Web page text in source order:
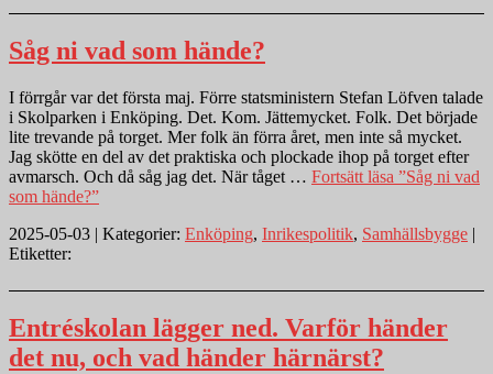
Såg ni vad som hände?
I förrgår var det första maj. Förre statsministern Stefan Löfven talade
i Skolparken i Enköping. Det. Kom. Jättemycket. Folk. Det började
lite trevande på torget. Mer folk än förra året, men inte så mycket.
Jag skötte en del av det praktiska och plockade ihop på torget efter
avmarsch. Och då såg jag det. När tåget … Fortsätt läsa ”Såg ni vad
som hände?”
2025-05-03 | Kategorier: Enköping, Inrikespolitik, Samhällsbygge |
Etiketter:
Entréskolan lägger ned. Varför händer
det nu, och vad händer härnärst?